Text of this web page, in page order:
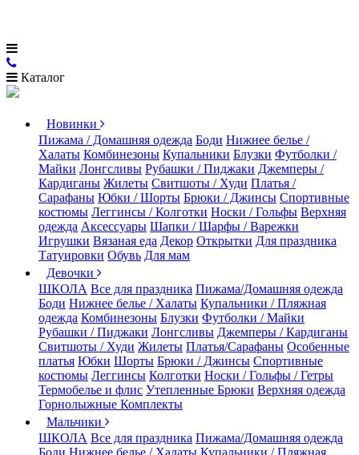
Каталог
Новинки
Пижама / Домашняя одежда Боди Нижнее белье /
Халаты Комбинезоны Купальники Блузки Футболки /
Майки Лонгсливы Рубашки / Пиджаки Джемперы /
Кардиганы Жилеты Свитшоты / Худи Платья /
Сарафаны Юбки / Шорты Брюки / Джинсы Спортивные
костюмы Леггинсы / Колготки Носки / Гольфы Верхняя
одежда Аксессуары Шапки / Шарфы / Варежки
Игрушки Вязаная еда Декор Открытки Для праздника
Татуировки Обувь Для мам
Девочки
ШКОЛА Все для праздника Пижама/Домашняя одежда
Боди Нижнее белье / Халаты Купальники / Пляжная
одежда Комбинезоны Блузки Футболки / Майки
Рубашки / Пиджаки Лонгсливы Джемперы / Кардиганы
Свитшоты / Худи Жилеты Платья/Сарафаны Особенные
платья Юбки Шорты Брюки / Джинсы Спортивные
костюмы Леггинсы Колготки Носки / Гольфы / Гетры
Термобелье и флис Утепленные Брюки Верхняя одежда
Горнолыжные Комплекты
Мальчики
ШКОЛА Все для праздника Пижама/Домашняя одежда
Боди Нижнее белье / Халаты Купальники / Пляжная